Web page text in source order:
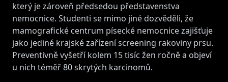
který je zároveň předsedou představenstva
nemocnice. Studenti se mimo jiné dozvěděli, že
mamografické centrum písecké nemocnice zajišťuje
jako jediné krajské zařízení screening rakoviny prsu.
Preventivně vyšetří kolem 15 tisíc žen ročně a objeví
u nich téměř 80 skrytých karcinomů.